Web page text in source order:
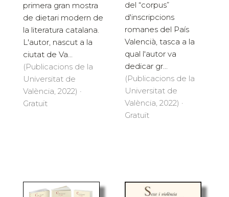
primera gran mostra
de dietari modern de
la literatura catalana.
L'autor, nascut a la
ciutat de Va...
(Publicacions de la
Universitat de
València, 2022) ·
Gratuït
del “corpus”
d'inscripcions
romanes del País
Valencià, tasca a la
qual l'autor va
dedicar gr...
(Publicacions de la
Universitat de
València, 2022) ·
Gratuït